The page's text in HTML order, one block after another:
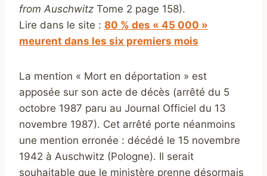
from Auschwitz Tome 2 page 158).
Lire dans le site : 80 % des « 45 000 »
meurent dans les six premiers mois
La mention « Mort en déportation » est
apposée sur son acte de décès (arrêté du 5
octobre 1987 paru au Journal Officiel du 13
novembre 1987). Cet arrêté porte néanmoins
une mention erronée : décédé le 15 novembre
1942 à Auschwitz (Pologne). Il serait
souhaitable que le ministère prenne désormais